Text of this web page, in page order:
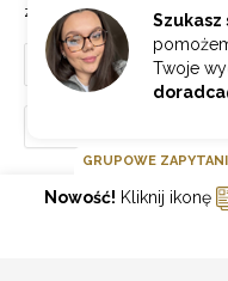
Twoje
zapisz się do naszego
GOONLINE.PL SPÓŁKA Z
GRUPOWE
Nowość! Kliknij ikonę